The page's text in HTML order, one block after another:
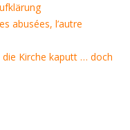
abusées, l’autre
Kirche kaputt … doch